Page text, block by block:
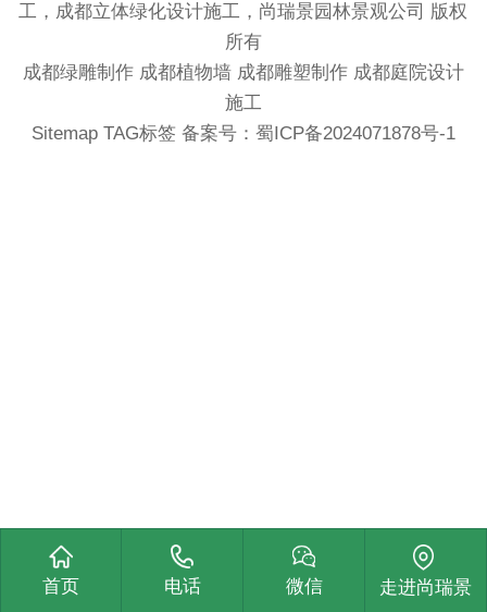
工，成都立体绿化设计施工，尚瑞景园林景观公司 版权
所有
成都绿雕制作 成都植物墙 成都雕塑制作 成都庭院设计
施工
Sitemap TAG标签 备案号： 蜀ICP备2024071878号-1
首页 电话 微信 走进尚瑞景